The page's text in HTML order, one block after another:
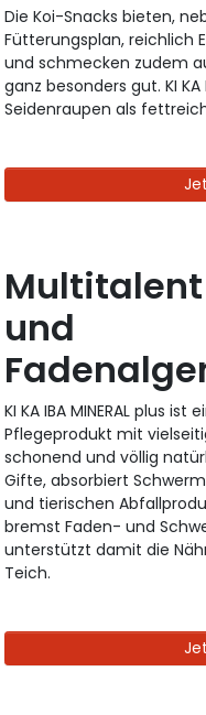
Die Koi-Snacks bieten,
Fütterungsplan, reichlich
und schmecken zudem
ganz besonders gut. KI
Seidenraupen als
und
KI KA IBA MINERAL plus
Pflegeprodukt mit
schonend und völlig
Gifte, absorbiert
und tierischen
bremst Faden- und
unterstützt damit die
Teich.